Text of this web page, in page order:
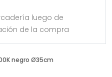
luego de
de la compra
negro Ø35cm